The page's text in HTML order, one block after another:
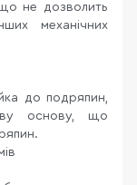
не дозволить
механічних
до подряпин,
основу, що